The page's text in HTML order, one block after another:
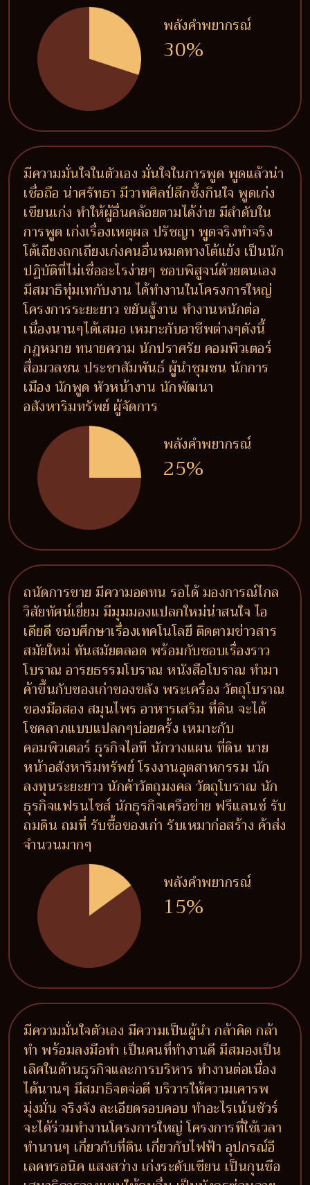
พลังคำพยากรณ์
30%
มีความมั่นใจในตัวเอง มั่นใจในการพูด พูดแล้วน่า
เชื่อถือ น่าศรัทธา มีวาทศิลป์ลึกซึ้งกินใจ พูดเก่ง
เขียนเก่ง ทำให้ผู้อื่นคล้อยตามได้ง่าย มีลำดับใน
การพูด เก่งเรื่องเหตุผล ปรัชญา พูดจริงทำจริง
โต้เถียงถกเถียงเก่งคนอื่นหมดทางโต้แย้ง เป็นนัก
ปฏิบัติที่ไม่เชื่ออะไรง่ายๆ ชอบพิสูจน์ด้วยตนเอง
มีสมาธิทุ่มเทกับงาน ได้ทำงานในโครงการใหญ่
โครงการระยะยาว ขยันสู้งาน ทำงานหนักต่อ
เนื่องนานๆได้เสมอ เหมาะกับอาชีพต่างๆดังนี้
กฎหมาย ทนายความ นักปราศรัย คอมพิวเตอร์
สื่อมวลชน ประชาสัมพันธ์ ผู้นำชุมชน นักการ
เมือง นักพูด หัวหน้างาน นักพัฒนา
อสังหาริมทรัพย์ ผู้จัดการ
พลังคำพยากรณ์
25%
ถนัดการขาย มีความอดทน รอได้ มองการณ์ไกล
วิสัยทัศน์เยี่ยม มีมุมมองแปลกใหม่น่าสนใจ ไอ
เดียดี ชอบศึกษาเรื่องเทคโนโลยี ติดตามข่าวสาร
สมัยใหม่ ทันสมัยตลอด พร้อมกับชอบเรื่องราว
โบราณ อารยธรรมโบราณ หนังสือโบราณ ทำมา
ค้าขึ้นกับของเก่าของขลัง พระเครื่อง วัตถุโบราณ
ของมือสอง สมุนไพร อาหารเสริม ที่ดิน จะได้
โชคลาภแบบแปลกๆบ่อยครั้ง เหมาะกับ
คอมพิวเตอร์ ธุรกิจไอที นักวางแผน ที่ดิน นาย
หน้าอสังหาริมทรัพย์ โรงงานอุตสาหกรรม นัก
ลงทุนระยะยาว นักค้าวัตถุมงคล วัตถุโบราณ นัก
ธุรกิจแฟรนไชส์ นักธุรกิจเครือข่าย ฟรีแลนซ์ รับ
ถมดิน ถมที่ รับซื้อของเก่า รับเหมาก่อสร้าง ค้าส่ง
จำนวนมากๆ
พลังคำพยากรณ์
15%
มีความมั่นใจตัวเอง มีความเป็นผู้นำ กล้าคิด กล้า
ทำ พร้อมลงมือทำ เป็นคนที่ทำงานดี มีสมองเป็น
เลิศในด้านธุรกิจและการบริหาร ทำงานต่อเนื่อง
ได้นานๆ มีสมาธิจดจ่อดี บริวารให้ความเคารพ
มุ่งมั่น จริงจัง ละเอียดรอบคอบ ทำอะไรเน้นชัวร์
จะได้ร่วมทำงานโครงการใหญ่ โครงการที่ใช้เวลา
ทำนานๆ เกี่ยวกับที่ดิน เกี่ยวกับไฟฟ้า อุปกรณ์อี
เลคทรอนิค แสงสว่าง เก่งระดับเซียน เป็นกุนซือ